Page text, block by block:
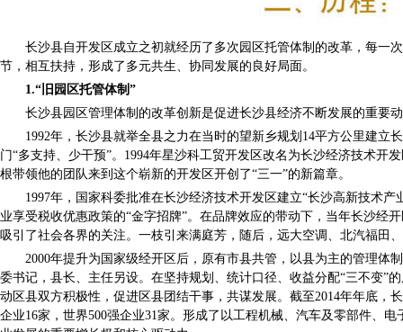
长沙县自开发区成立之初就经历了多次园区托管体制的改革，每一
节，相互扶持，形成了多元共生、协同发展的良好局面。
1.“旧园区托管体制”
长沙县园区管理体制的改革创新是促进长沙县经济不断发展的重要
1992年，长沙县就举全县之力在当时的望新乡规划14平方公里建立
门“多支持、少干预”。1994年星沙科工贸开发区改名为长沙经济技术
根带领他的团队来到这个崭新的开发区开创了“三一”的新篇章。
1997年，国家科委批准在长沙经济技术开发区建立“长沙高新技术产
业享受税收优惠政策的“金字招牌”。在品牌效应的带动下，当年长沙
吸引了社会各界的关注。一枝引来满庭芳，随后，远大空调、北汽福田
2000年提升为国家级经开区后，原有市县共管，以县为主的管理体
委书记，县长、主任另设。在坚持规划、统计口径、收益分配“三不变”
动区县双方积极性，促进区县团结干事，共谋发展。截至2014年年底，
企业16家，世界500强企业31家。形成了以工程机械、汽车及零部件、